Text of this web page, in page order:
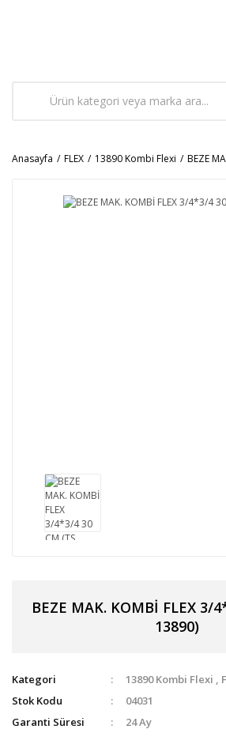
Anasayfa FLEX 13890 Kombi Flexi BEZE
BEZE MAK. KOMBİ FLEX 3/
13890)
Kategori 13890 Kombi Flexi ,
Stok Kodu
04031
Garanti Süresi
24 Ay